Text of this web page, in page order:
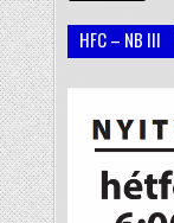
HFC – NB III